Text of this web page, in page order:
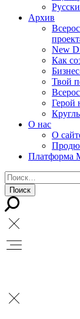
Архив
New
Как
Твой
Герой
О нас
О
Платформа